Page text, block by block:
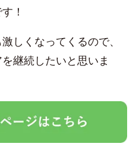
！
しくなってくるので、
継続したいと思いま